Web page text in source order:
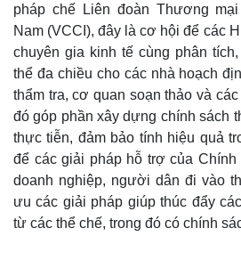
pháp chế Liên đoàn Thương
Nam (VCCI), đây là cơ hội để các
chuyên gia kinh tế cùng phân
thể đa chiều cho các nhà hoạch
thẩm tra, cơ quan soạn thảo và
đó góp phần xây dựng chính sách
thực tiễn, đảm bảo tính hiệu quả
để các giải pháp hỗ trợ của
doanh nghiệp, người dân đi vào
ưu các giải pháp giúp thúc đẩy
từ các thể chế, trong đó có chính